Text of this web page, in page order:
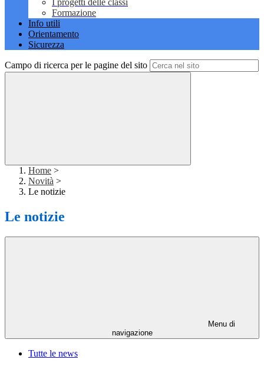
I progetti delle classi
Formazione
Info utili
Orientamento
Sicurezza
Campo di ricerca per le pagine del sito
Home >
Novità >
Le notizie
Le notizie
Menu di
navigazione
Tutte le news